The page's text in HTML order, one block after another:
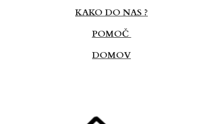
KAKO DO NAS ?
POMOČ
DOMOV